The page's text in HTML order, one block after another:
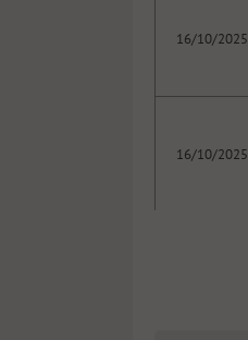
16/10/2025
16/10/2025